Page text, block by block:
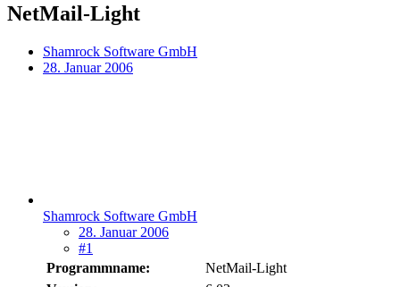
NetMail-Light
Shamrock Software GmbH
28. Januar 2006
Shamrock Software GmbH
28. Januar 2006
#1
Programmname:
NetMail-Light